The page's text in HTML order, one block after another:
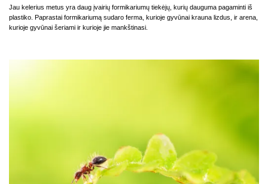
Jau kelerius metus yra daug įvairių formikariumų tiekėjų, kurių dauguma pagaminti iš
plastiko. Paprastai formikariumą sudaro ferma, kurioje gyvūnai krauna lizdus, ir arena,
kurioje gyvūnai šeriami ir kurioje jie mankštinasi.